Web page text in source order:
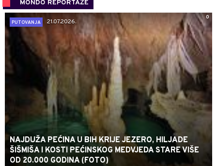
MONDO REPORTAŽE
0
PUTOVANJA
21.07.2026.
NAJDUŽA PEĆINA U BIH KRIJE JEZERO, HILJADE
ŠIŠMIŠA I KOSTI PEĆINSKOG MEDVJEDA STARE VIŠE
OD 20.000 GODINA (FOTO)